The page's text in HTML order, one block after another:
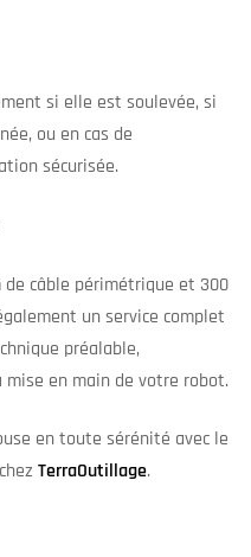
si elle est soulevée, si
ou en cas de
sécurisée.
câble périmétrique et 300
un service complet
préalable,
en main de votre robot.
en toute sérénité avec le
TerraOutillage.